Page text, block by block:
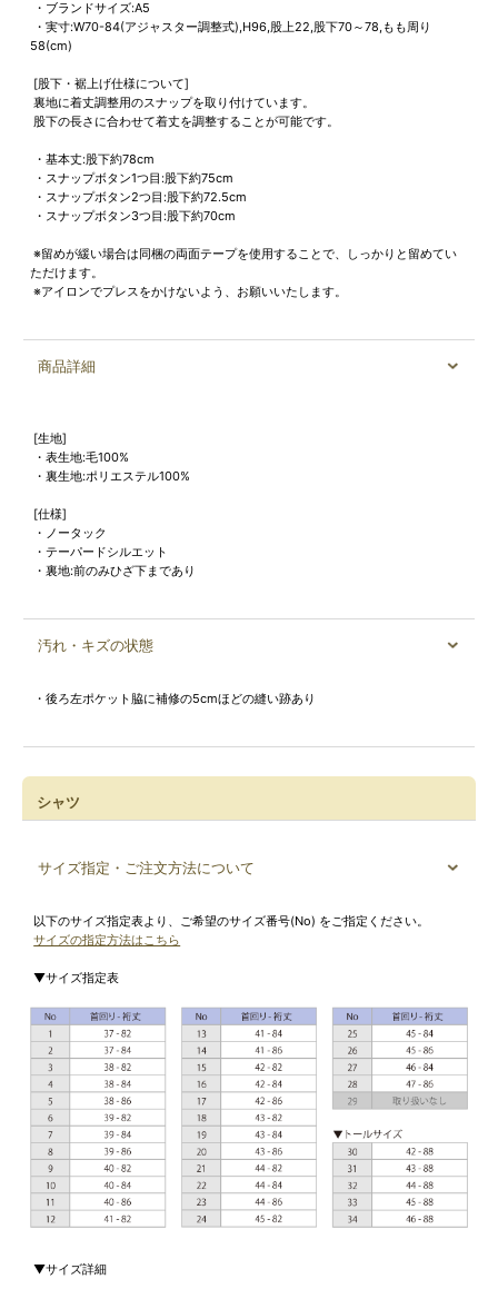
・ブランドサイズ:A5
・実寸:W70-84(アジャスター調整式),H96,股上22,股下70～78,もも周り
58(cm)
[股下・裾上げ仕様について]
裏地に着丈調整用のスナップを取り付けています。
股下の長さに合わせて着丈を調整することが可能です。
・基本丈:股下約78cm
・スナップボタン1つ目:股下約75cm
・スナップボタン2つ目:股下約72.5cm
・スナップボタン3つ目:股下約70cm
※留めが緩い場合は同梱の両面テープを使用することで、しっかりと留めてい
ただけます。
※アイロンでプレスをかけないよう、お願いいたします。
商品詳細
[生地]
・表生地:毛100%
・裏生地:ポリエステル100%
[仕様]
・ノータック
・テーパードシルエット
・裏地:前のみひざ下まであり
汚れ・キズの状態
・後ろ左ポケット脇に補修の5cmほどの縫い跡あり
シャツ
サイズ指定・ご注文方法について
以下のサイズ指定表より、ご希望のサイズ番号(No) をご指定ください。
サイズの指定方法はこちら
▼サイズ指定表
▼サイズ詳細